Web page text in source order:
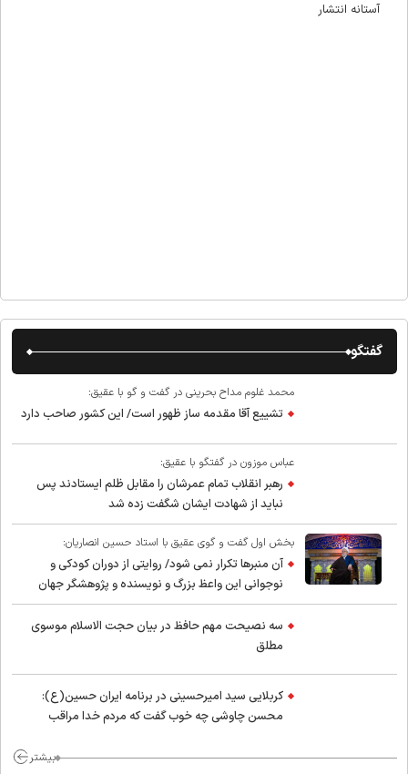
آستانه انتشار
گفتگو
محمد غلوم مداح بحرینی در گفت و گو با عقیق:
تشییع آقا مقدمه ساز ظهور است/ این کشور صاحب دارد
عباس موزون در گفتگو با عقیق:
رهبر انقلاب تمام عمرشان را مقابل ظلم ایستادند پس
نباید از شهادت ایشان شگفت زده شد
بخش اول گفت و گوی عقیق با استاد حسین انصاریان:
آن منبرها تکرار نمی شود/ روایتی از دوران کودکی و
نوجوانی این واعظ بزرگ و نویسنده و پژوهشگر جهان
اسلام
سه نصیحت مهم حافظ در بیان حجت الاسلام موسوی
مطلق
کربلایی سید امیر‌حسینی در برنامه ایران حسین(ع):
محسن چاوشی چه خوب گفت که مردم خدا مراقب
بیشتر